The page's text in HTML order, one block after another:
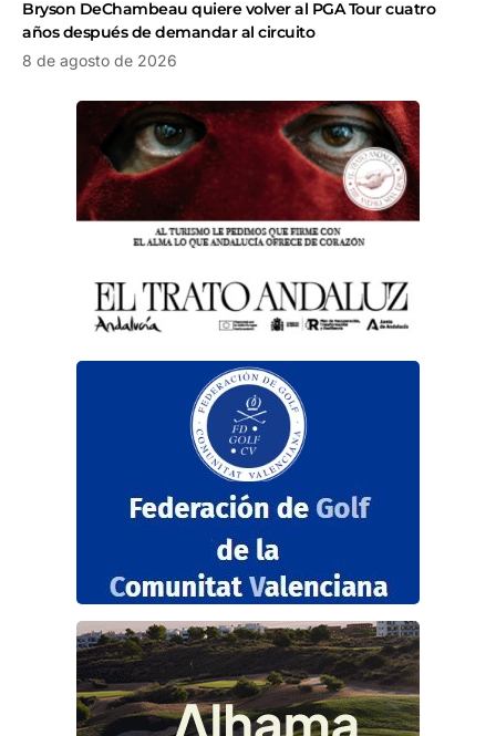
Bryson DeChambeau quiere volver al PGA Tour cuatro
años después de demandar al circuito
8 de agosto de 2026